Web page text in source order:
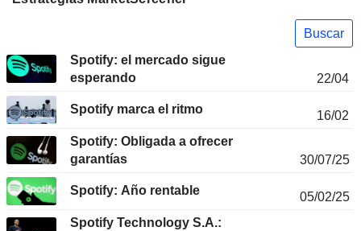
Buscar
Spotify: el mercado sigue
esperando
22/04
Spotify marca el ritmo
16/02
Spotify: Obligada a ofrecer
garantías
30/07/25
Spotify: Año rentable
05/02/25
Spotify Technology S.A.: